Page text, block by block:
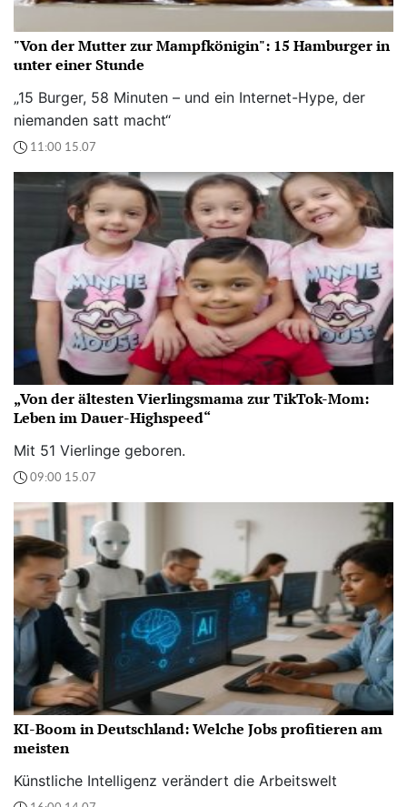
"Von der Mutter zur Mampfkönigin": 15 Hamburger in
unter einer Stunde
„15 Burger, 58 Minuten – und ein Internet-Hype, der
niemanden satt macht“
11:00 15.07
„Von der ältesten Vierlingsmama zur TikTok-Mom:
Leben im Dauer-Highspeed“
Mit 51 Vierlinge geboren.
09:00 15.07
KI-Boom in Deutschland: Welche Jobs profitieren am
meisten
Künstliche Intelligenz verändert die Arbeitswelt